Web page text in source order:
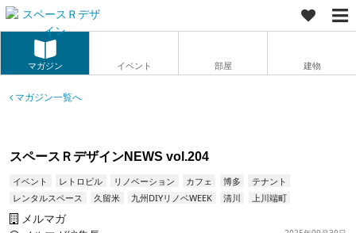
マガジン イベント 部屋 建物
マガジン一覧へ
スペースＲデザインNEWS vol.204
イベント レトロビル リノベーション カフェ 博多
テナント
レンタルスペース
久留米 九州DIYリノベWEEK 清川 上川端町
メルマガ